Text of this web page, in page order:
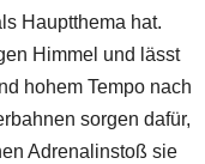
Hauptthema hat.
Himmel und lässt
hohem Tempo nach
sorgen dafür,
Adrenalinstoß sie